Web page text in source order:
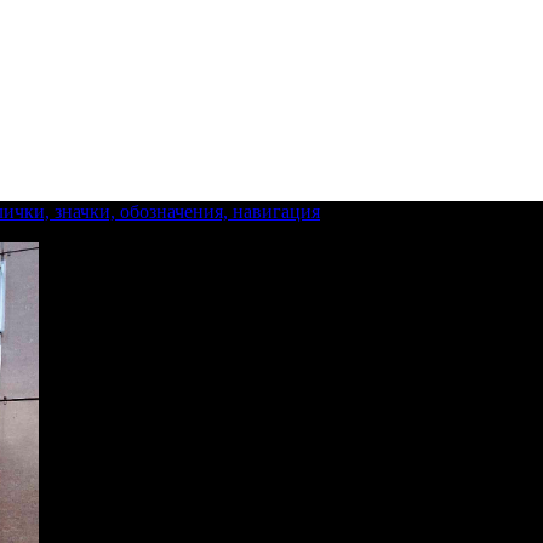
значки, обозначения, навигация